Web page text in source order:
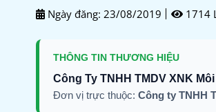
Ngày đăng: 23/08/2019 1714
THÔNG TIN THƯƠNG HIỆU
Công Ty TNHH TMDV XNK
Đơn vị trực thuộc: Công ty TNHH